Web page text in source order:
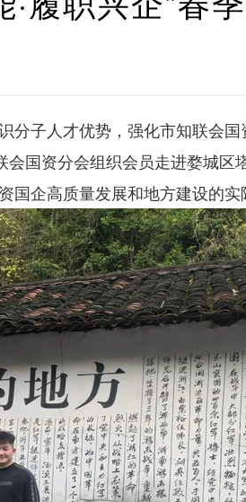
子人才优势，强化市知联会
国资分会组织会员走进婺城区
企高质量发展和地方建设的实